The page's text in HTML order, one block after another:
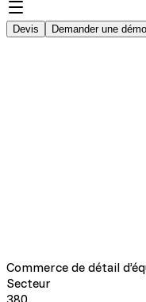
Devis Demander une démo
Commerce de détail
Secteur
380